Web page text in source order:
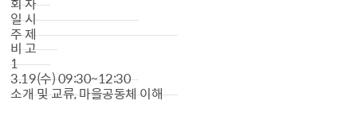
일 시
주 제
비 고
1
3.19(수) 09:30~12:30
소개 및 교류, 마을공동체 이해